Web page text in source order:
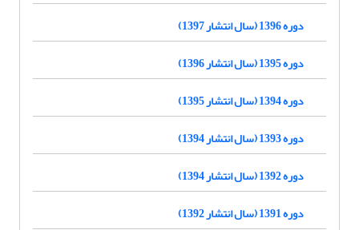
دوره 1396 (سال انتشار 1397)
دوره 1395 (سال انتشار 1396)
دوره 1394 (سال انتشار 1395)
دوره 1393 (سال انتشار 1394)
دوره 1392 (سال انتشار 1394)
دوره 1391 (سال انتشار 1392)